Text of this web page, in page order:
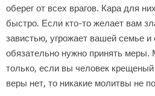
оберег от всех врагов. Кара для
быстро. Если кто-то желает вам
завистью, угрожает вашей семье и
обязательно нужно принять меры.
только, если вы человек
веры нет, то никакие молитвы не